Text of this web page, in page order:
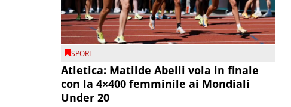
SPORT
Atletica: Matilde Abelli vola in finale
con la 4×400 femminile ai Mondiali
Under 20